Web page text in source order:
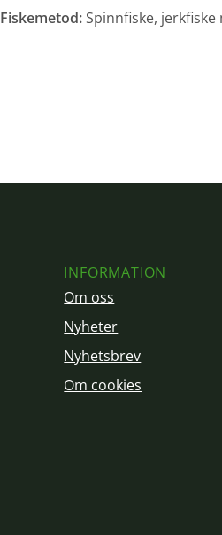
Fiskemetod:Spinnfiske,
INFORMATION
Om oss
Nyheter
Nyhetsbrev
Om cookies